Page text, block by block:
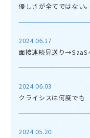
優しさが全てではない
2024.06.17
面接連続見送り→SaaS
2024.06.03
クライシスは何度でも
2024.05.20